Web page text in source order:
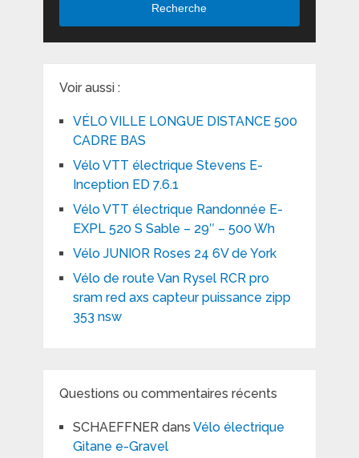
Recherche
Voir aussi :
VÉLO VILLE LONGUE DISTANCE 500
CADRE BAS
Vélo VTT électrique Stevens E-
Inception ED 7.6.1
Vélo VTT électrique Randonnée E-
EXPL 520 S Sable – 29″ – 500 Wh
Vélo JUNIOR Roses 24 6V de York
Vélo de route Van Rysel RCR pro
sram red axs capteur puissance zipp
353 nsw
Questions ou commentaires récents
SCHAEFFNERdans Vélo électrique
Gitane e-Gravel